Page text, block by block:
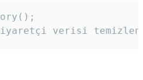
ziyaretçi verisi